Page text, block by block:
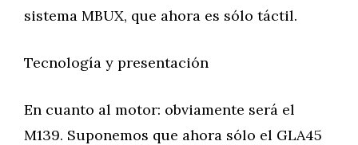
sistema MBUX, que ahora es sólo táctil.
Tecnología y presentación
En cuanto al motor: obviamente será el
M139. Suponemos que ahora sólo el GLA45